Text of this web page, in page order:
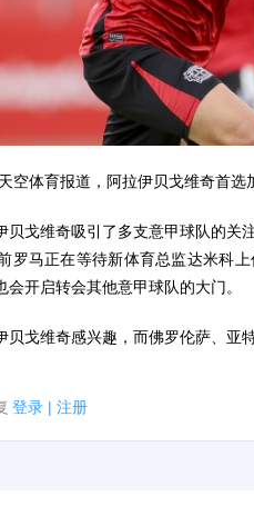
空体育报道，阿拉伊贝戈维奇首选
贝戈维奇吸引了多支意甲球队的关
罗马正在等待新体育总监达米科
开启转会其他意甲球队的大门。
贝戈维奇感兴趣，而佛罗伦萨、亚
登录 | 注册